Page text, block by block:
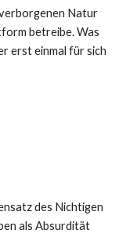
Natur
betreibe. Was
erst einmal für sich
des Nichtigen
als Absurdität